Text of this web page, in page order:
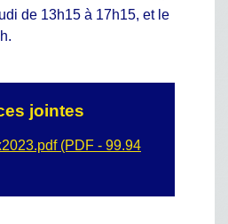
de 13h15 à 17h15, et le
jointes
(PDF - 99.94